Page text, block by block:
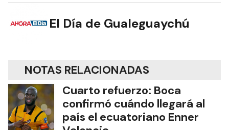
El Día de Gualeguaychú
NOTAS RELACIONADAS
Cuarto refuerzo: Boca
confirmó cuándo llegará al
país el ecuatoriano Enner